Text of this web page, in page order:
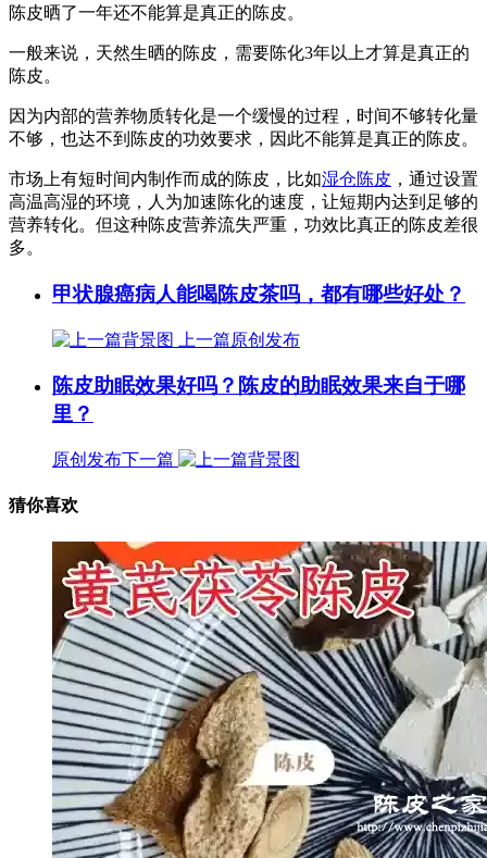
陈皮晒了一年还不能算是真正的陈皮。
一般来说，天然生晒的陈皮，需要陈化3年以上才算是真正的
陈皮。
因为内部的营养物质转化是一个缓慢的过程，时间不够转化量
不够，也达不到陈皮的功效要求，因此不能算是真正的陈皮。
市场上有短时间内制作而成的陈皮，比如湿仓陈皮 ，通过设置
高温高湿的环境，人为加速陈化的速度，让短期内达到足够的
营养转化。但这种陈皮营养流失严重，功效比真正的陈皮差很
多。
甲状腺癌病人能喝陈皮茶吗，都有哪些好处？
上一篇原创发布
陈皮助眠效果好吗？陈皮的助眠效果来自于哪
里？
原创发布下一篇
猜你喜欢